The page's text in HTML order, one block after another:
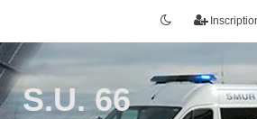
S.U. 66